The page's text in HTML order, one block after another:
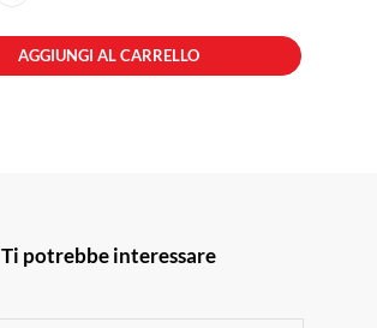
AGGIUNGI AL CARRELLO
Ti potrebbe interessare